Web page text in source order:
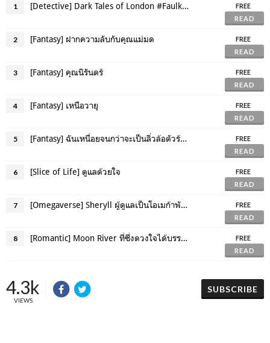
1 [Detective] Dark Tales of London #FaulknerandFaye
FREE
READ
2 [Fantasy] ฝากความลับกับคุณแม่มด
FREE
READ
3 [Fantasy] คุณนิรันดร์
FREE
READ
4 [Fantasy] เหนือวายุ
FREE
READ
5 [Fantasy] ฉันเหนื่อยจนกว่าจะเป็นลิ่วล้อตัวร้ายแล้วล่ะ
FREE
READ
6 [Slice of Life] ดูแลด้วยใจ
FREE
READ
7 [Omegaverse] Sheryll ผู้ดูแลเป็นโอเมก้าพันธุ์อะไร
FREE
READ
8 [Romantic] Moon River ที่ซึ่งดวงใจได้บรรจบ
FREE
READ
4.3k
VIEWS
SUBSCRIBE